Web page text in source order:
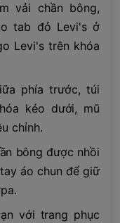
vải chần bông,
tab đỏ Levi's ở
Levi's trên khóa
phía trước, túi
kéo dưới, mũ
chỉnh.
bông được nhồi
áo chun để giữ
với trang phục